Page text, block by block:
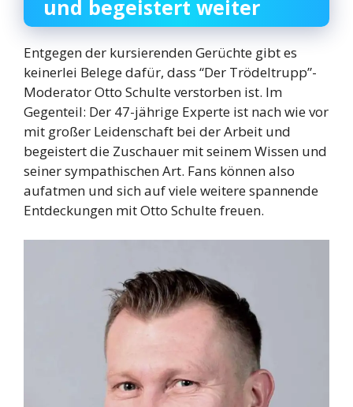
und begeistert weiter
Entgegen der kursierenden Gerüchte gibt es
keinerlei Belege dafür, dass “Der Trödeltrupp”-
Moderator Otto Schulte verstorben ist. Im
Gegenteil: Der 47-jährige Experte ist nach wie vor
mit großer Leidenschaft bei der Arbeit und
begeistert die Zuschauer mit seinem Wissen und
seiner sympathischen Art. Fans können also
aufatmen und sich auf viele weitere spannende
Entdeckungen mit Otto Schulte freuen.